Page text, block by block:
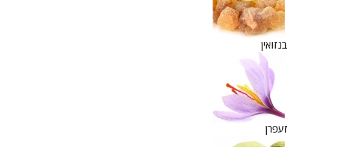
בנזואין
זעפרן